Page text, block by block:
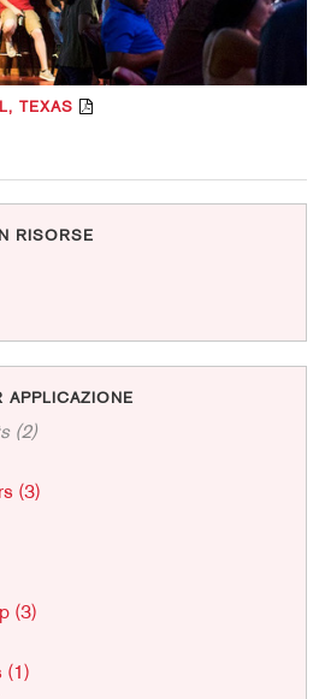
TEXAS
RISORSE
APPLICAZIONE
(2)
(3)
(3)
(1)